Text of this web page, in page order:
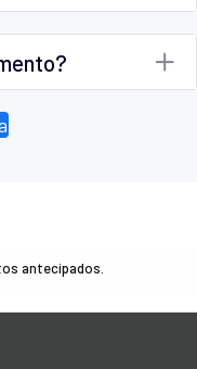
antecipados.